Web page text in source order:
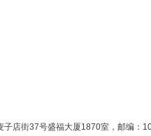
店街37号盛福大厦1870室，邮编：